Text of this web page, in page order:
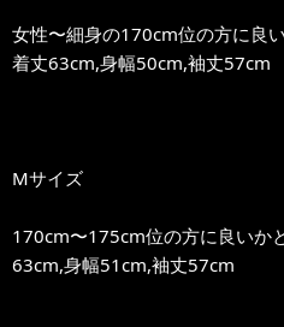
女性〜細身の170cm位の方に良
着丈63cm,身幅50cm,袖丈57cm
Mサイズ
170cm〜175cm位の方に良いか
63cm,身幅51cm,袖丈57cm